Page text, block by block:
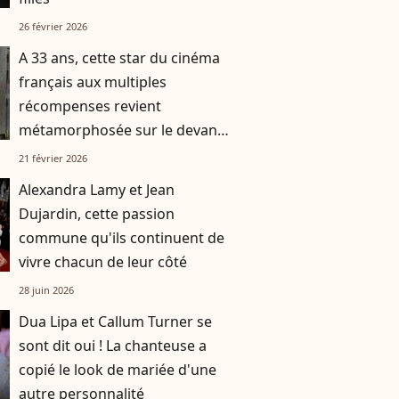
26 février 2026
A 33 ans, cette star du cinéma
français aux multiples
récompenses revient
métamorphosée sur le devant
de la scène
21 février 2026
Alexandra Lamy et Jean
Dujardin, cette passion
commune qu'ils continuent de
vivre chacun de leur côté
28 juin 2026
Dua Lipa et Callum Turner se
sont dit oui ! La chanteuse a
copié le look de mariée d'une
autre personnalité